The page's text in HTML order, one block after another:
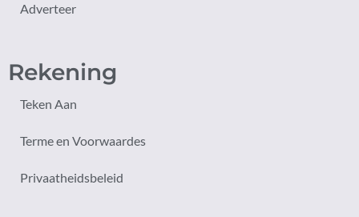
Adverteer
Rekening
Teken Aan
Terme en Voorwaardes
Privaatheidsbeleid